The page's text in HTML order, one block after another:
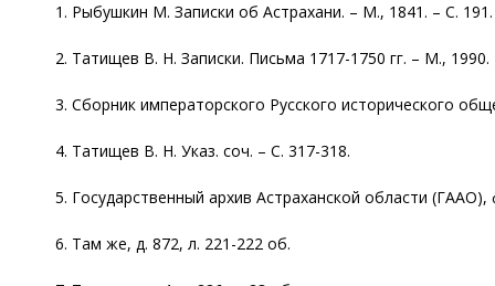
1. Рыбушкин М. Записки об Астрахани. – М., 1841. – С. 191.
2. Татищев В. Н. Записки. Письма 1717-1750 гг. – М.,
3. Сборник императорского Русского исторического
4. Татищев В. Н. Указ. соч. – С. 317-318.
5. Государственный архив Астраханской области
6. Там же, д. 872, л. 221-222 об.